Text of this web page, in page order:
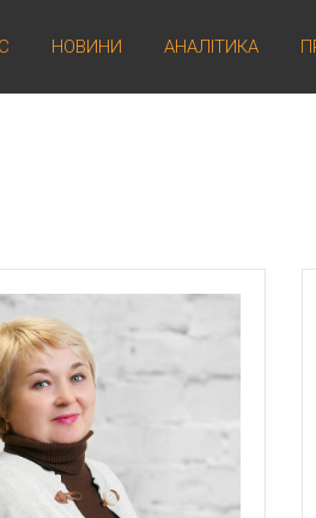
НОВИНИ АНАЛІТИКА